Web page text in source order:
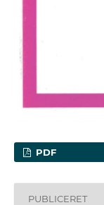
PDF
PUBLICERET